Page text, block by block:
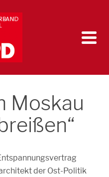
Moskau
der Ost-Politik